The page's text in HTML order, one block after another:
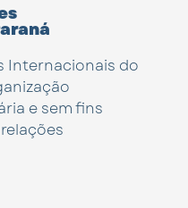
Internacionais do
e sem fins